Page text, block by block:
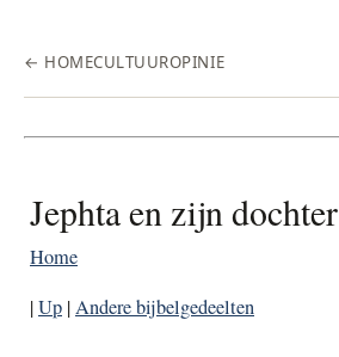
← HOMECULTUUROPINIE
Jephta en zijn dochter
Home
|Up |Andere bijbelgedeelten